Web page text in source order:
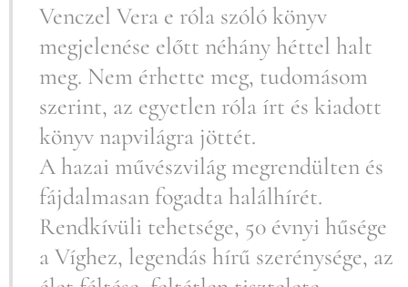
Venczel Vera e róla szóló könyv
megjelenése előtt néhány héttel halt
meg. Nem érhette meg, tudomásom
szerint, az egyetlen róla írt és kiadott
könyv napvilágra jöttét.
A hazai művészvilág megrendülten és
fájdalmasan fogadta halálhírét.
Rendkívüli tehetsége, 50 évnyi hűsége
a Víghez, legendás hírű szerénysége, az